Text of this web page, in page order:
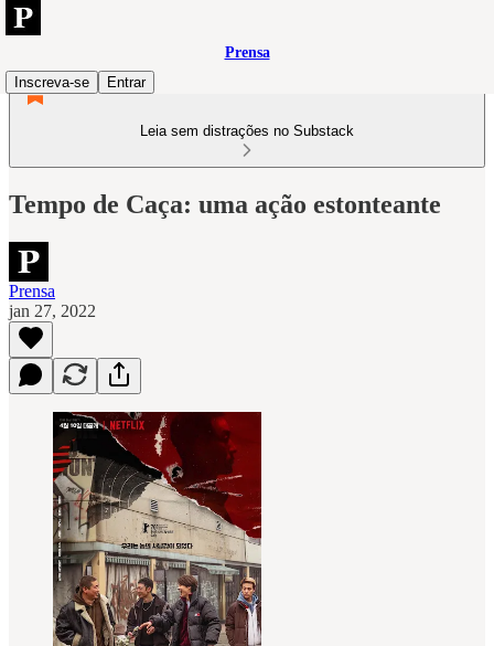
Prensa
Inscreva-se
Entrar
Leia sem distrações no Substack
Tempo de Caça: uma ação estonteante
Prensa
jan 27, 2022